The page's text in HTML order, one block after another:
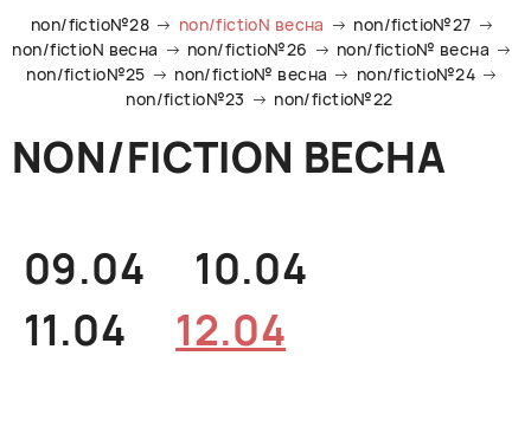
Посетителям
Программа
Прессе
Контакты
non/fictio№28 non/fictioN весна
non/fictio№27
non/fictioN весна
non/fictio№26
non/fictio№ весна
non/fictio№25
non/fictio№ весна
non/fictio№24
non/fictio№23
non/fictio№22
NON/FICTION ВЕСНА
09.04
10.04
11.04
12.04